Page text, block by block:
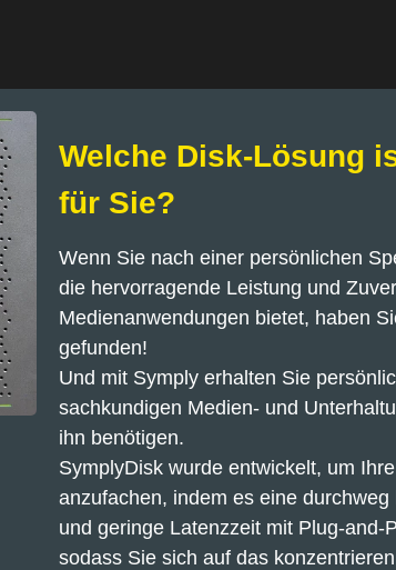
Welche Disk-Lösung
für Sie?
Wenn Sie nach einer persönlichen
die hervorragende Leistung und
Medienanwendungen bietet, haben
gefunden!
Und mit Symply erhalten Sie
sachkundigen Medien- und
ihn benötigen.
SymplyDisk wurde entwickelt, um
anzufachen, indem es eine
und geringe Latenzzeit mit Plug-and-
sodass Sie sich auf das